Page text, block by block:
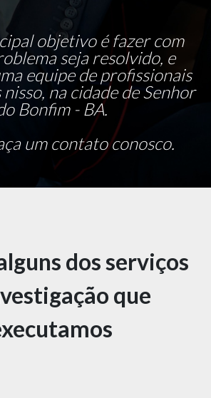
objetivo é fazer com
seja resolvido, e
equipe de profissionais
na cidade de Senhor
Bonfim - BA.
um contato conosco.
dos serviços
que